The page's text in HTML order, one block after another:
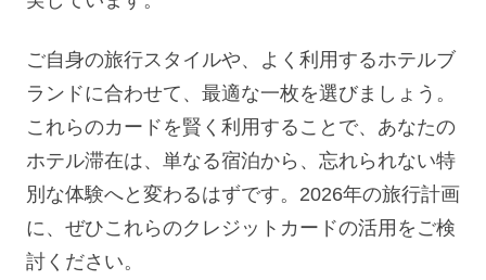
ご自身の旅行スタイルや、よく利用するホテルブ
ランドに合わせて、最適な一枚を選びましょう。
これらのカードを賢く利用することで、あなたの
ホテル滞在は、単なる宿泊から、忘れられない特
別な体験へと変わるはずです。2026年の旅行計画
に、ぜひこれらのクレジットカードの活用をご検
討ください。